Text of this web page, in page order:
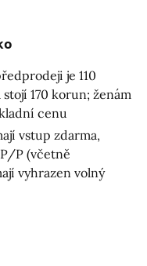
je 110
170 korun; ženám
cenu
vstup zdarma,
P (včetně
vyhrazen volný